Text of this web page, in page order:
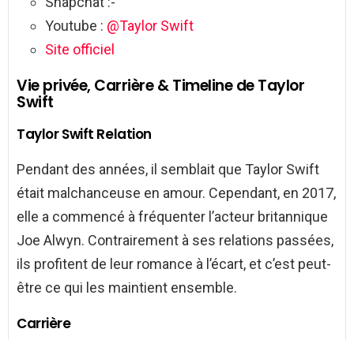
Youtube : @Taylor Swift
Site officiel
Vie privée, Carrière & Timeline de Taylor
Swift
Taylor Swift Relation
Pendant des années, il semblait que Taylor Swift
était malchanceuse en amour. Cependant, en 2017,
elle a commencé à fréquenter l’acteur britannique
Joe Alwyn. Contrairement à ses relations passées,
ils profitent de leur romance à l’écart, et c’est peut-
être ce qui les maintient ensemble.
Carrière